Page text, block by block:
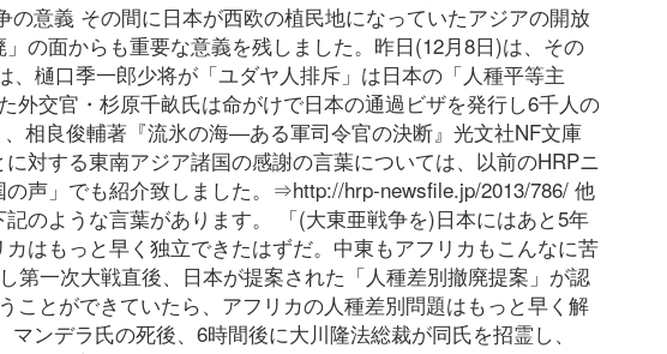
意義 その間に日本が西欧の植民地になっていたアジアの開放
の面からも重要な意義を残しました。昨日(12月8日)は、その
樋口季一郎少将が「ユダヤ人排斥」は日本の「人種平等主
外交官・杉原千畝氏は命がけで日本の通過ビザを発行し6千人の
相良俊輔著『流氷の海―ある軍司令官の決断』光文社NF文庫
対する東南アジア諸国の感謝の言葉については、以前のHRPニ
声」でも紹介致しました。⇒http://hrp-newsfile.jp/2013/786/ 他
のような言葉があります。 「(大東亜戦争を)日本にはあと5年
はもっと早く独立できたはずだ。中東もアフリカもこんなに苦
一次大戦直後、日本が提案された「人種差別撤廃提案」が認
ことができていたら、アフリカの人種差別問題はもっと早く解
ンデラ氏の死後、6時間後に大川隆法総裁が同氏を招霊し、